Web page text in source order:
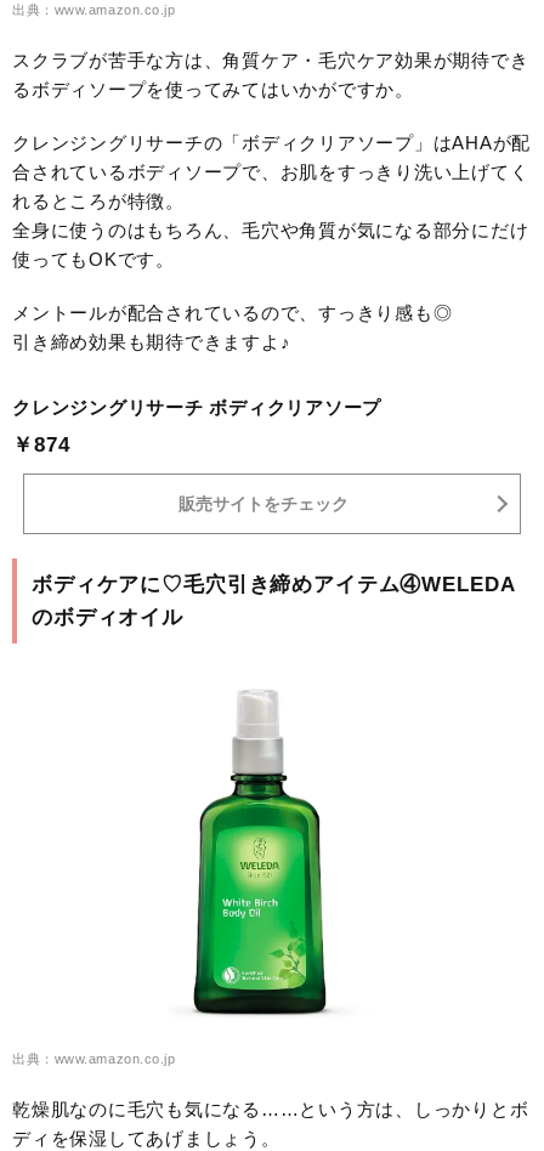
出典：www.amazon.co.jp
スクラブが苦手な方は、角質ケア・毛穴ケア効果が期待でき
るボディソープを使ってみてはいかがですか。
クレンジングリサーチの「ボディクリアソープ」はAHAが配
合されているボディソープで、お肌をすっきり洗い上げてく
れるところが特徴。
全身に使うのはもちろん、毛穴や角質が気になる部分にだけ
使ってもOKです。
メントールが配合されているので、すっきり感も◎
引き締め効果も期待できますよ♪
クレンジングリサーチ ボディクリアソープ
￥874
販売サイトをチェック
ボディケアに♡毛穴引き締めアイテム④WELEDA
のボディオイル
出典：www.amazon.co.jp
乾燥肌なのに毛穴も気になる……という方は、しっかりとボ
ディを保湿してあげましょう。